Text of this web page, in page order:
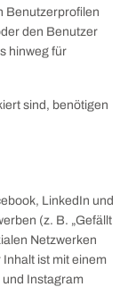
Benutzerprofilen
den Benutzer
hinweg für
sind, benötigen
LinkedIn und
(z. B. „Gefällt
Netzwerken
ist mit einem
Instagram